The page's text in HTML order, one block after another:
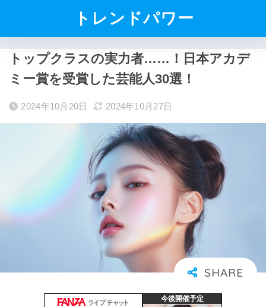
トレンドパワー
トップクラスの実力者……！日本アカデ
ミー賞を受賞した芸能人30選！
2024年10月20日 2024年10月27日